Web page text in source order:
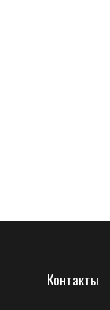
Контакты